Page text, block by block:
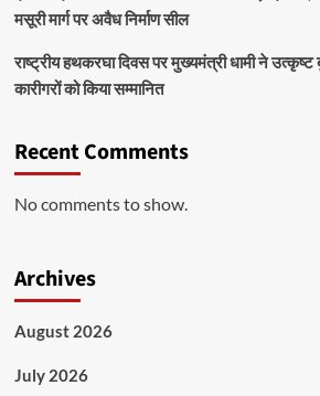
मसूरी मार्ग पर अवैध निर्माण सील
राष्ट्रीय हथकरघा दिवस पर मुख्यमंत्री धामी ने
कारीगरों को किया सम्मानित
Recent Comments
No comments to show.
Archives
August 2026
July 2026